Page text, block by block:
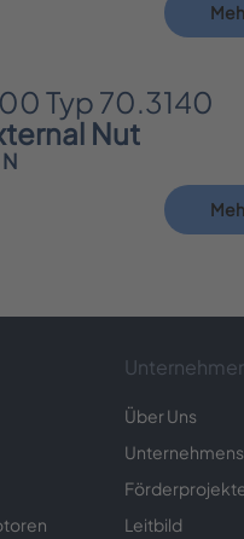
Typ 70.3140
Nut
Über Uns
Leitbild